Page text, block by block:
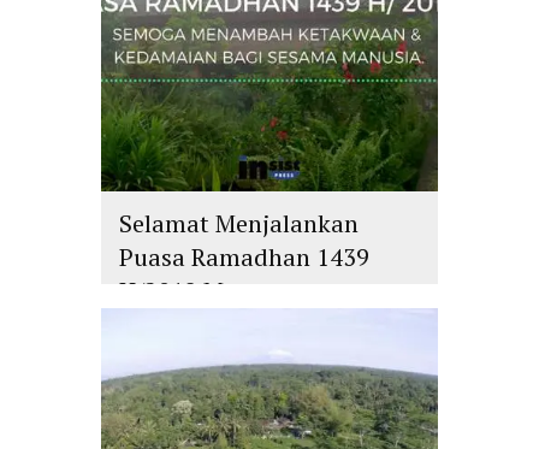
Selamat Menjalankan
Puasa Ramadhan 1439
H/2018 M